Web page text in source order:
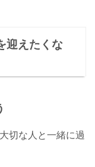
迎えたくな
切な人と一緒に過